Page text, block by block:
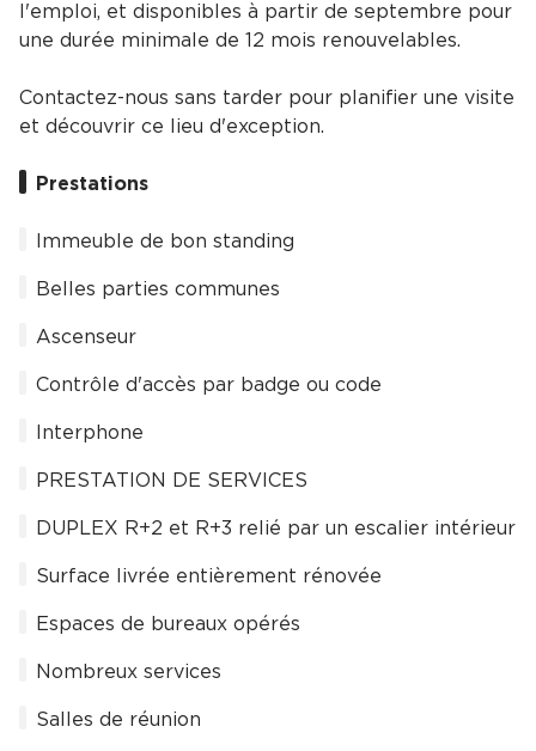
l'emploi, et disponibles à partir de septembre pour
une durée minimale de 12 mois renouvelables.
Contactez-nous sans tarder pour planifier une visite
et découvrir ce lieu d'exception.
Prestations
Immeuble de bon standing
Belles parties communes
Ascenseur
Contrôle d'accès par badge ou code
Interphone
PRESTATION DE SERVICES
DUPLEX R+2 et R+3 relié par un escalier intérieur
Surface livrée entièrement rénovée
Espaces de bureaux opérés
Nombreux services
Salles de réunion